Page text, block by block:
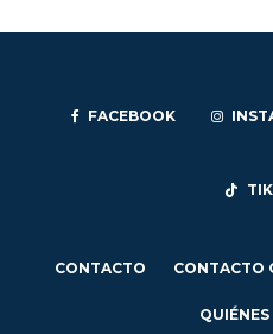
FACEBOOK
CONTACTO CONTACTO